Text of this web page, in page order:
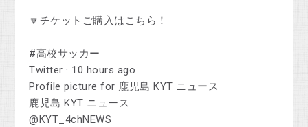
🔽チケットご購入はこちら！
#高校サッカー
Twitter · 10 hours ago
Profile picture for 鹿児島 KYT ニュース
鹿児島 KYT ニュース
@KYT_4chNEWS